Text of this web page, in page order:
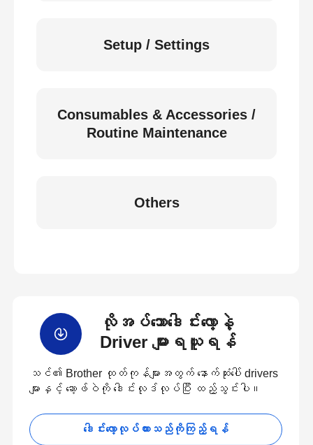
Setup / Settings
Consumables & Accessories /
Routine Maintenance
Others
လိုအပ်သောဒေါင်းလော့နဲ့
Driver များရယူရန်
သင်၏ Brother ထုတ်ကုန်များအတွက် နောက်ဆုံးပေါ် drivers
များနှင့် ဆော့ဖ်ဝဲကို ဒေါင်းလုဒ်လုပ်ပြီး ထည့်သွင်းပါ။
ဒေါင်းလော့လုပ်ထားသည်ကိုကြည့်ရန်